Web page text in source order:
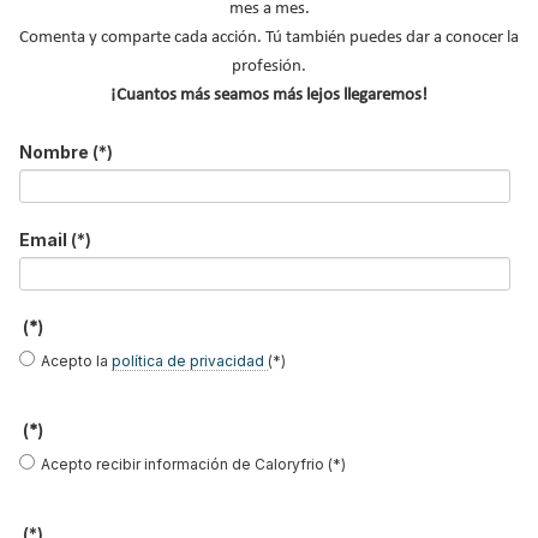
funcionan y cuándo son…
¿Cómo detectar el gas radón? Medición y
tecnología para…
mes a mes.
Comenta y comparte cada acción. Tú también puedes dar a conocer la
profesión.
¡Cuantos más seamos más lejos llegaremos!
Nombre (*)
Email (*)
(*)
Acepto la política de privacidad (*)
(*)
Acepto recibir información de Caloryfrio (*)